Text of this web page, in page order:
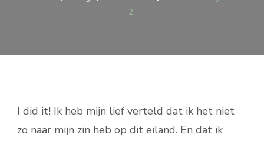
2
I did it! Ik heb mijn lief verteld dat ik het niet
zo naar mijn zin heb op dit eiland. En dat ik